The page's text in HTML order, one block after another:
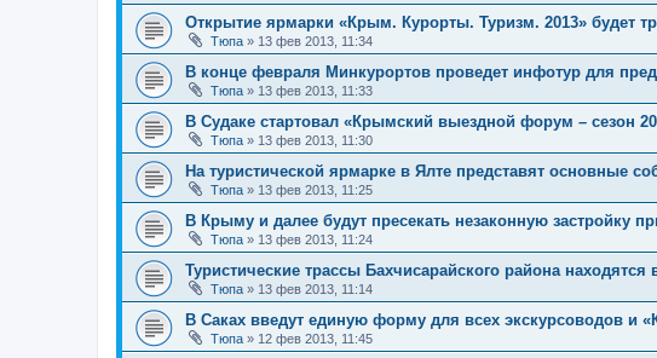
Открытие ярмарки «Крым. Курорты. Туризм. 2013» будет
Тюпа » 13 фев 2013, 11:34
В конце февраля Минкурортов проведет инфотур для
Тюпа » 13 фев 2013, 11:33
В Судаке стартовал «Крымский выездной форум – сезон
Тюпа » 13 фев 2013, 11:30
На туристической ярмарке в Ялте представят основные
Тюпа » 13 фев 2013, 11:25
В Крыму и далее будут пресекать незаконную застройку
Тюпа » 13 фев 2013, 11:24
Туристические трассы Бахчисарайского района
Тюпа » 13 фев 2013, 11:14
В Саках введут единую форму для всех экскурсоводов и
Тюпа » 12 фев 2013, 11:45